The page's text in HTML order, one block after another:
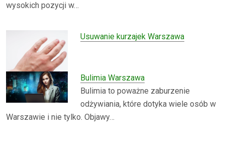
wysokich pozycji w…
Usuwanie kurzajek Warszawa
Bulimia Warszawa
Bulimia to poważne zaburzenie
odżywiania, które dotyka wiele osób w
Warszawie i nie tylko. Objawy…